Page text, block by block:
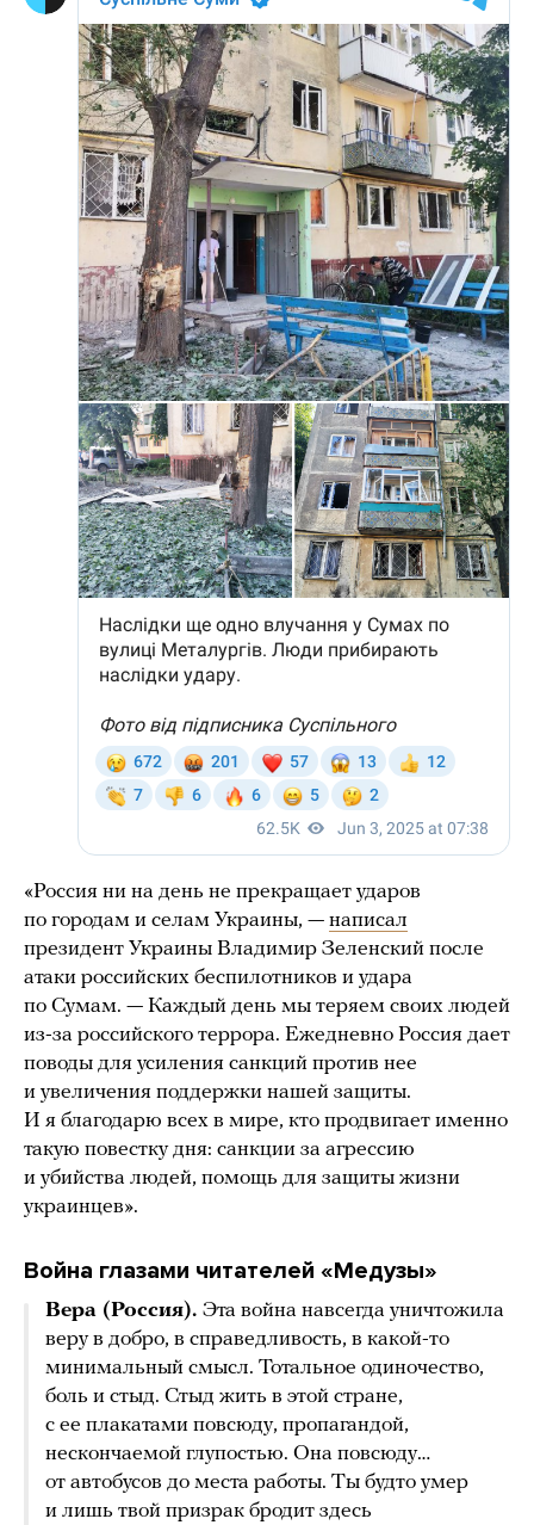
«Россия ни на день не прекращает ударов
по городам и селам Украины, — написал
президент Украины Владимир Зеленский после
атаки российских беспилотников и удара
по Сумам. — Каждый день мы теряем своих людей
из-за российского террора. Ежедневно Россия дает
поводы для усиления санкций против нее
и увеличения поддержки нашей защиты.
И я благодарю всех в мире, кто продвигает именно
такую повестку дня: санкции за агрессию
и убийства людей, помощь для защиты жизни
украинцев».
Война глазами читателей «Медузы»
Вера (Россия). Эта война навсегда уничтожила
веру в добро, в справедливость, в какой-то
минимальный смысл. Тотальное одиночество,
боль и стыд. Стыд жить в этой стране,
с ее плакатами повсюду, пропагандой,
нескончаемой глупостью. Она повсюду…
от автобусов до места работы. Ты будто умер
и лишь твой призрак бродит здесь